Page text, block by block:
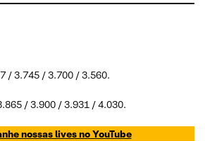
/ 3.745 / 3.700 / 3.560.
/ 3.900 / 3.931 / 4.030.
nossas lives no YouTube